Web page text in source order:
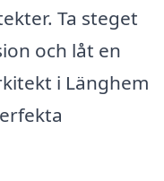
Ta steget
och låt en
i Länghem